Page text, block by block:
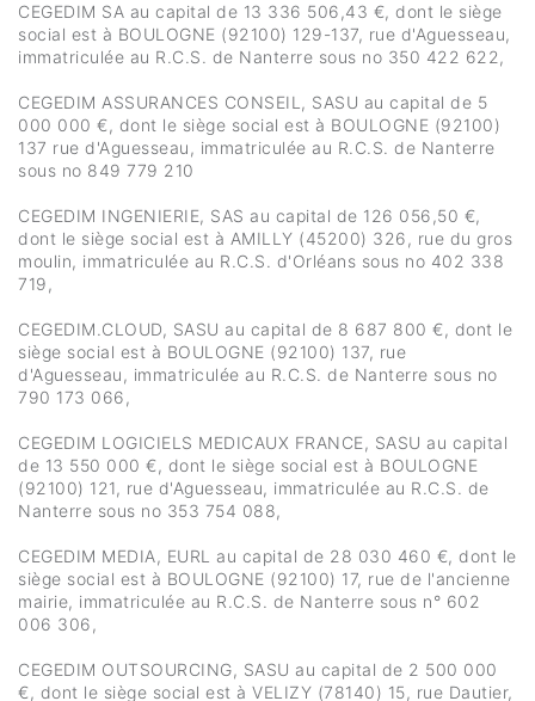
CEGEDIM SA au capital de 13 336 506,43 €, dont le siège
social est à BOULOGNE (92100) 129-137, rue d'Aguesseau,
immatriculée au R.C.S. de Nanterre sous no 350 422 622,
CEGEDIM ASSURANCES CONSEIL, SASU au capital de 5
000 000 €, dont le siège social est à BOULOGNE (92100)
137 rue d'Aguesseau, immatriculée au R.C.S. de Nanterre
sous no 849 779 210
CEGEDIM INGENIERIE, SAS au capital de 126 056,50 €,
dont le siège social est à AMILLY (45200) 326, rue du gros
moulin, immatriculée au R.C.S. d'Orléans sous no 402 338
719,
CEGEDIM.CLOUD, SASU au capital de 8 687 800 €, dont le
siège social est à BOULOGNE (92100) 137, rue
d'Aguesseau, immatriculée au R.C.S. de Nanterre sous no
790 173 066,
CEGEDIM LOGICIELS MEDICAUX FRANCE, SASU au capital
de 13 550 000 €, dont le siège social est à BOULOGNE
(92100) 121, rue d'Aguesseau, immatriculée au R.C.S. de
Nanterre sous no 353 754 088,
CEGEDIM MEDIA, EURL au capital de 28 030 460 €, dont le
siège social est à BOULOGNE (92100) 17, rue de l'ancienne
mairie, immatriculée au R.C.S. de Nanterre sous n° 602
006 306,
CEGEDIM OUTSOURCING, SASU au capital de 2 500 000
€, dont le siège social est à VELIZY (78140) 15, rue Dautier,